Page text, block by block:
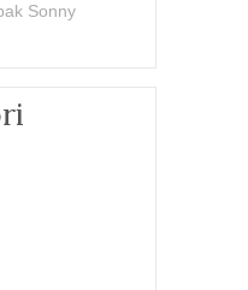
Sonny